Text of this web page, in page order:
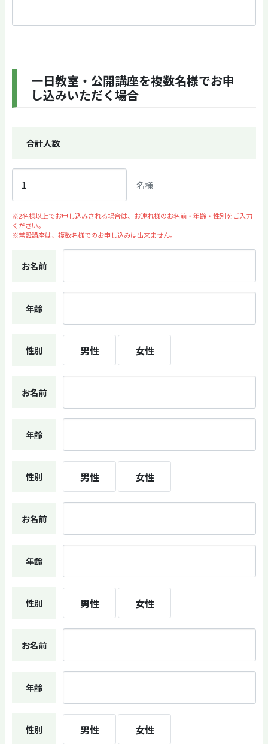
一日教室・公開講座を複数名様でお申
し込みいただく場合
合計人数
名様
※2名様以上でお申し込みされる場合は、お連れ様のお名前・年齢・性別をご入力
ください。
※常設講座は、複数名様でのお申し込みは出来ません。
お名前
年齢
性別 男性 女性
お名前
年齢
性別 男性 女性
お名前
年齢
性別 男性 女性
お名前
年齢
性別 男性 女性